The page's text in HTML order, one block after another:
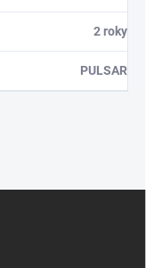
2 roky
PULSAR